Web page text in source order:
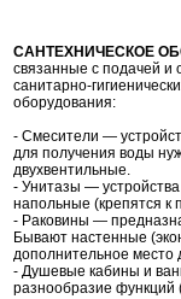
САНТЕХНИЧЕСКОЕ
связанные с подачей и
санитарно-
оборудования:
- Смесители —
для получения воды
двухвентильные.
- Унитазы —
напольные (крепятся к
- Раковины —
Бывают настенные
дополнительное место
- Душевые кабины и
разнообразие функций